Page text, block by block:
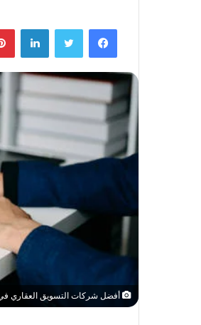
فيسبوك تويتر
أفضل شركات التسويق العقاري